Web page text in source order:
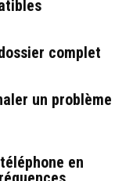
complet
un problème
en